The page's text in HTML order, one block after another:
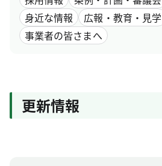
身近な情報
広報・教育・見学
事業者の皆さまへ
更新情報